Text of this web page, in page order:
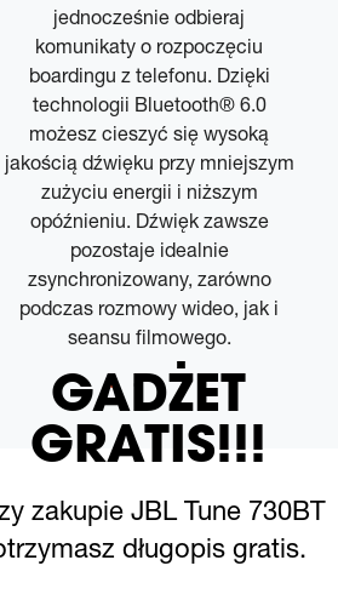
jednocześnie odbieraj
komunikaty o rozpoczęciu
boardingu z telefonu. Dzięki
technologii Bluetooth® 6.0
możesz cieszyć się wysoką
jakością dźwięku przy mniejszym
zużyciu energii i niższym
opóźnieniu. Dźwięk zawsze
pozostaje idealnie
zsynchronizowany, zarówno
podczas rozmowy wideo, jak i
seansu filmowego.
GADŻET
GRATIS!!!
zakupie JBL Tune 730BT
długopis gratis.